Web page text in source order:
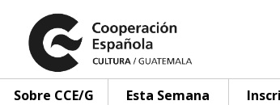
Sobre CCE/G Esta Semana